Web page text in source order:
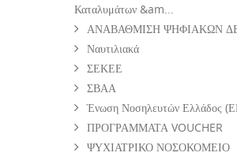
Καταλυμάτων &am...
ΑΝΑΒΑΘΜΙΣΗ ΨΗΦΙΑΚΩΝ
Ναυτιλιακά
ΣΕΚΕΕ
ΣΒΑΑ
Ένωση Νοσηλευτών Ελλάδος
ΠΡΟΓΡΑΜΜΑΤΑ VOUCHER
ΨΥΧΙΑΤΡΙΚΟ ΝΟΣΟΚΟΜΕΙΟ